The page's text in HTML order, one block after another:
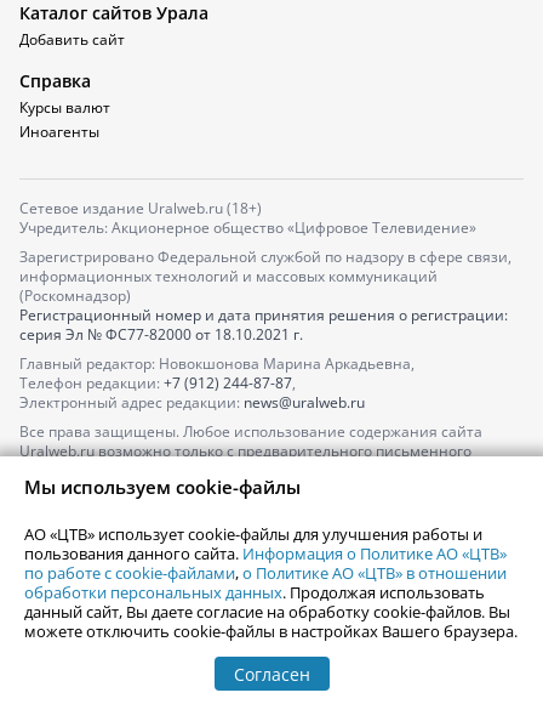
Каталог сайтов Урала
Добавить сайт
Справка
Курсы валют
Иноагенты
Сетевое издание Uralweb.ru (18+)
Учредитель: Акционерное общество «Цифровое Телевидение»
Зарегистрировано Федеральной службой по надзору в сфере связи,
информационных технологий и массовых коммуникаций
(Роскомнадзор)
Регистрационный номер и дата принятия решения о регистрации:
серия Эл № ФС77-82000от 18.10.2021 г.
Главный редактор: Новокшонова Марина Аркадьевна,
Телефон редакции: +7 (912) 244-87-87,
Электронный адрес редакции: news@uralweb.ru
Все права защищены. Любое использование содержания сайта
Uralweb.ru возможно только с предварительного письменного
По вопросам размещения рекламы обращайтесь по тел.
По вопросам размещения информации в разделе «Афиша»
afisha@uralweb.ru
Пользовательское соглашение на использование сайта
Политика АО «ЦТВ» в отношении обработки персональных данных
Мы используем cookie-файлы
АО «ЦТВ» использует cookie-файлы для улучшения работы и
пользования данного сайта. Информация о Политике АО «ЦТВ»
по работе с cookie-файлами,о Политике АО «ЦТВ» в отношении
обработки персональных данных. Продолжая использовать
данный сайт, Вы даете согласие на обработку cookie-файлов. Вы
можете отключить cookie-файлы в настройках Вашего браузера.
Согласен